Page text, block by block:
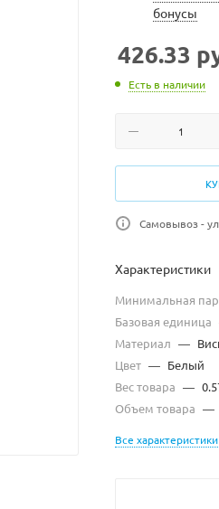
бонусы
426.33
Есть в наличии
Самовывоз -
Характеристики
Минимальная
Базовая единица
Материал —
Цвет — Белый
Вес товара —
Объем товара —
Все характеристики